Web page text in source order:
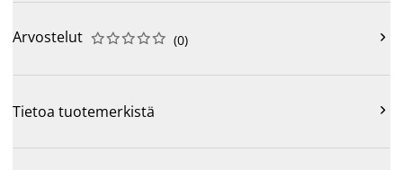
Arvostelut 




 (0) 
Tietoa tuotemerkistä 